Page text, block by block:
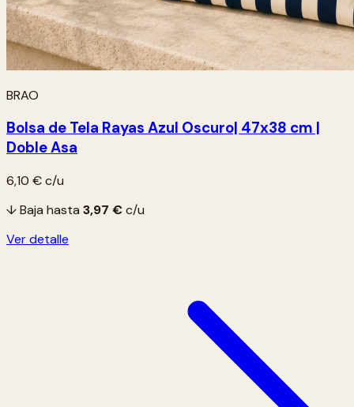
BRAO
Bolsa de Tela Rayas Azul Oscuro| 47x38 cm |
Doble Asa
6,10 €c/u
↓ Baja hasta 3,97 €c/u
Ver detalle